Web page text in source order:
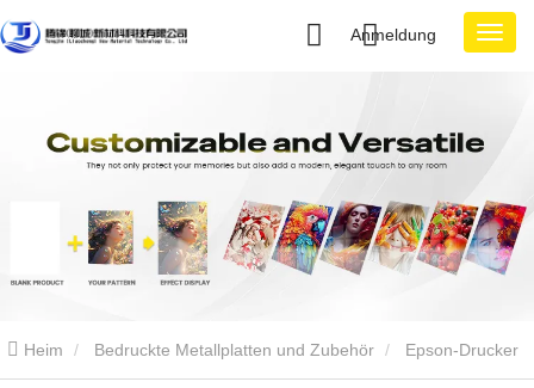
Anmeldung
Heim Bedruckte Metallplatten und Zubehör Epson-Drucker